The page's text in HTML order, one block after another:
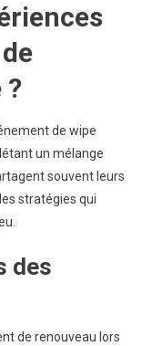
?
de wipe
un mélange
souvent leurs
stratégies qui
des
de renouveau lors